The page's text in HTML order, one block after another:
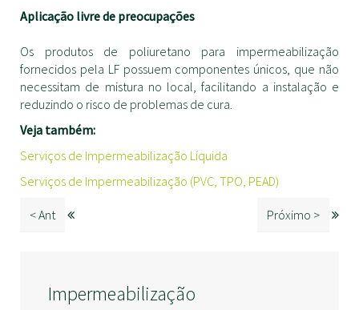
Aplicação livre de preocupações
Os produtos de poliuretano para impermeabilização
fornecidos pela LF possuem componentes únicos, que não
necessitam de mistura no local, facilitando a instalação e
reduzindo o risco de problemas de cura.
Veja também:
Serviços de Impermeabilização Líquida
Serviços de Impermeabilização (PVC, TPO, PEAD)
< Ant Próximo >
Impermeabilização